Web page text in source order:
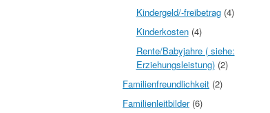
Kindergeld/-freibetrag(4)
Kinderkosten(4)
Rente/Babyjahre ( siehe:
Erziehungsleistung)(2)
Familienfreundlichkeit (2)
Familienleitbilder(6)